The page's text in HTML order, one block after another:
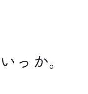
っか。